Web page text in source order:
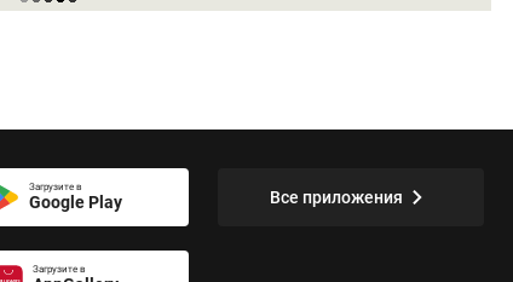
Загрузите в
Google Play
Загрузите в
Все приложения